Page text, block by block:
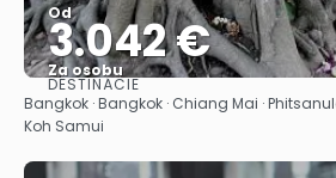
Od
3.042 €
Za osobu
Pozrieť sa
DESTINÁCIE
Bangkok · Bangkok · Chiang Mai ·
Koh Samui